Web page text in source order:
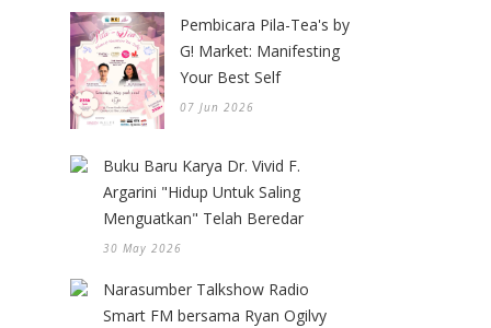
Pembicara Pila-Tea's by
G! Market: Manifesting
Your Best Self
07 Jun 2026
Buku Baru Karya Dr. Vivid F.
Argarini "Hidup Untuk Saling
Menguatkan" Telah Beredar
30 May 2026
Narasumber Talkshow Radio
Smart FM bersama Ryan Ogilvy